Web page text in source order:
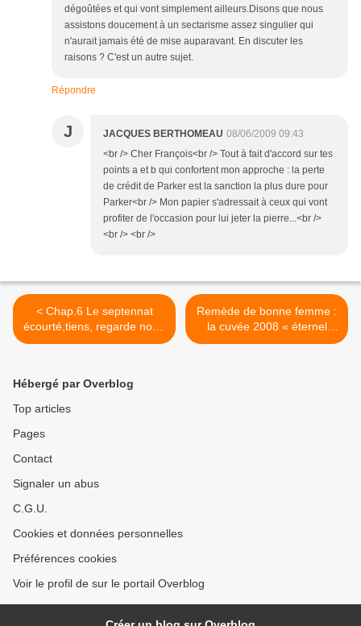
dégoûtées et qui vont simplement ailleurs.Disons que nous
assistons doucement à un sectarisme assez singulier qui
n'aurait jamais été de mise auparavant. En discuter les
raisons ? C'est un autre sujet.
Répondre
J JACQUES BERTHOMEAU 08/06/2009 09:43
<br /> Cher François<br /> Tout à fait d'accord sur tes
points a et b qui confortent mon approche : la perte
de crédit de Parker est la sanction la plus dure pour
Parker<br /> Mon papier s'adressait à ceux qui vont
profiter de l'occasion pour lui jeter la pierre...<br />
<br /> <br />
< Chap.6 Le septennat
écourté,tiens, regarde notre
nouveau Ministre des
du quartier Latin…
Remède de bonne femme :
la cuvée 2008 « éternel
antidépresseur» est
Hébergé par Overblog
Top articles
Pages
Contact
Signaler un abus
C.G.U.
Cookies et données personnelles
Préférences cookies
Voir le profil de sur le portail Overblog